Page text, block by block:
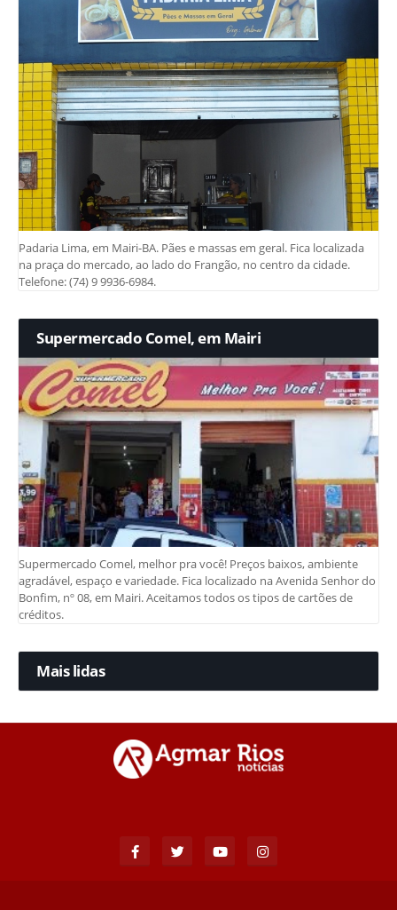
Padaria Lima, em Mairi-BA. Pães e massas em geral. Fica localizada
na praça do mercado, ao lado do Frangão, no centro da cidade.
Telefone: (74) 9 9936-6984.
Supermercado Comel, em Mairi
Supermercado Comel, melhor pra você! Preços baixos, ambiente
agradável, espaço e variedade. Fica localizado na Avenida Senhor do
Bonfim, nº 08, em Mairi. Aceitamos todos os tipos de cartões de
créditos.
Mais lidas